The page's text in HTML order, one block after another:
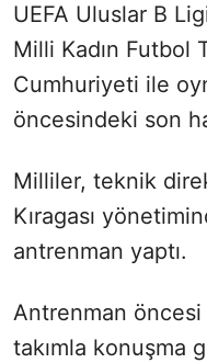
UEFA Uluslar B
Milli Kadın Futbol
Cumhuriyeti ile
öncesindeki son
Milliler, teknik
Kıragası
antrenman yaptı.
Antrenman öncesi
takımla konuşma